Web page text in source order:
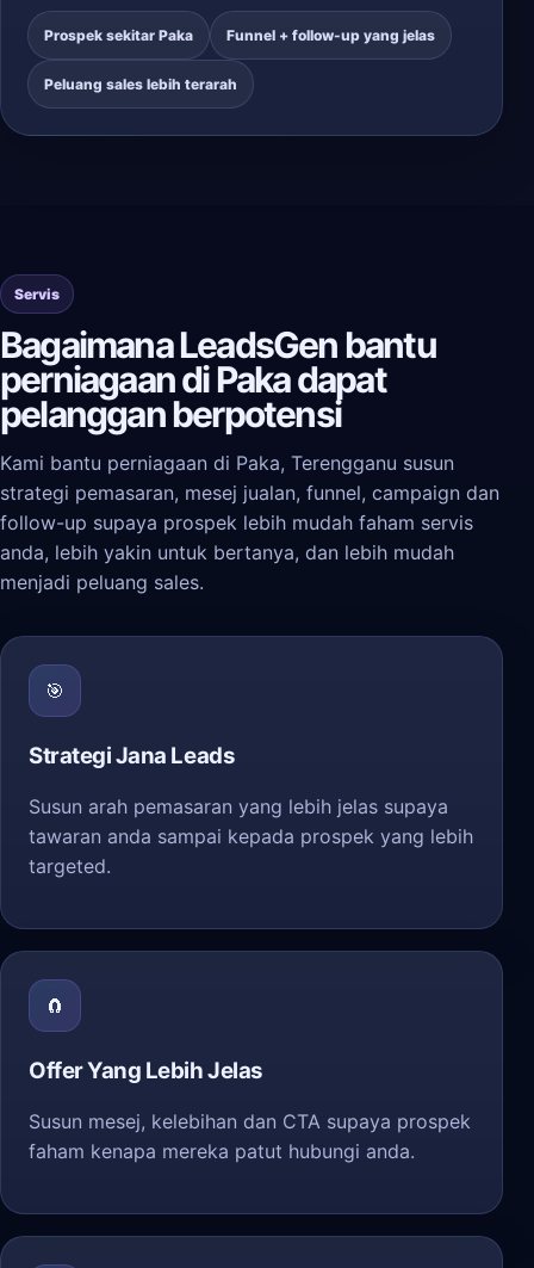
Prospek sekitar Paka Funnel + follow-up yang jelas
Peluang sales lebih terarah
Servis
Bagaimana LeadsGen bantu
perniagaan di Paka dapat
pelanggan berpotensi
Kami bantu perniagaan di Paka, Terengganu susun
strategi pemasaran, mesej jualan, funnel, campaign dan
follow-up supaya prospek lebih mudah faham servis
anda, lebih yakin untuk bertanya, dan lebih mudah
menjadi peluang sales.
🎯
Strategi Jana Leads
Susun arah pemasaran yang lebih jelas supaya
tawaran anda sampai kepada prospek yang lebih
targeted.
🧲
Offer Yang Lebih Jelas
Susun mesej, kelebihan dan CTA supaya prospek
faham kenapa mereka patut hubungi anda.